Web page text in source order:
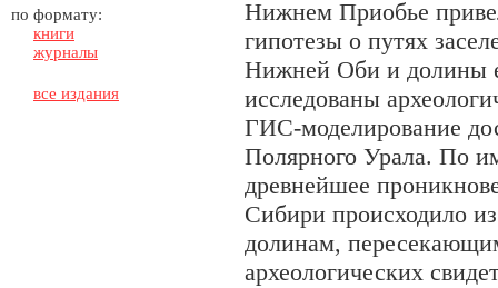
по формату:
книги
журналы
все издания
Нижнем Приобье
гипотезы о путях
Нижней Оби и долины
исследованы
ГИС-моделирование
Полярного Урала. По
древнейшее
Сибири происходило
долинам,
археологических